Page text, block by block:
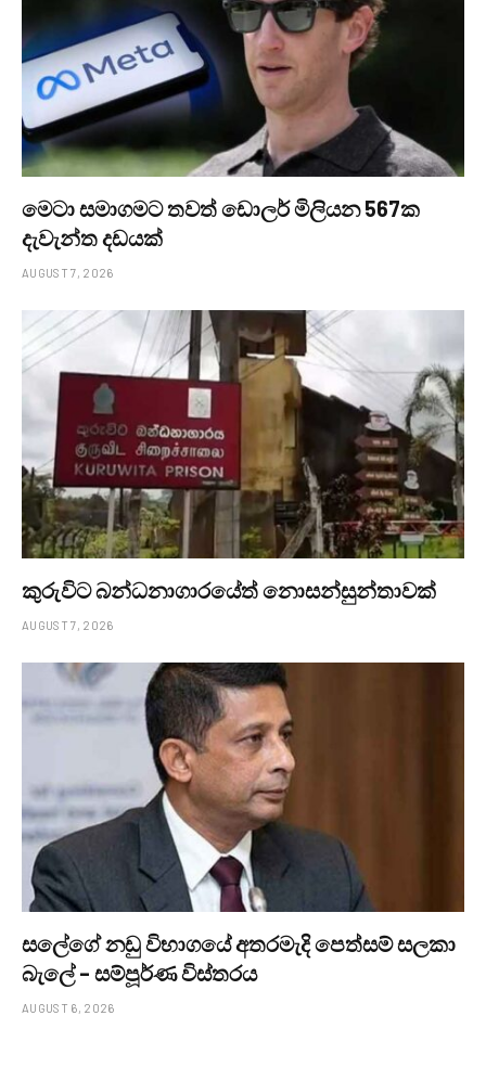
මෙටා සමාගමට තවත් ඩොලර් මිලියන 567ක
දැවැන්ත දඩයක්
AUGUST 7, 2026
කුරුවිට බන්ධනාගාරයේත් නොසන්සුන්තාවක්
AUGUST 7, 2026
සලේගේ නඩු විභාගයේ අතරමැදි පෙත්සම් සලකා
බැලේ – සම්පූර්ණ විස්තරය
AUGUST 6, 2026